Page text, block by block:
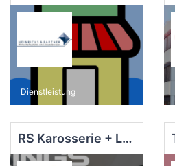
Dienstleistung
RS Karosserie + Lack